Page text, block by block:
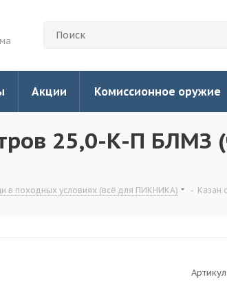
Акции Комиссионное оружие
25,0-К-П БЛМЗ
в походных условиях (всё для ПИКНИКА) - Казан